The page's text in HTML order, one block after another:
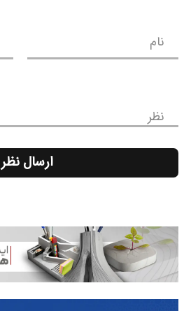
نام
نظر
ارسال نظر